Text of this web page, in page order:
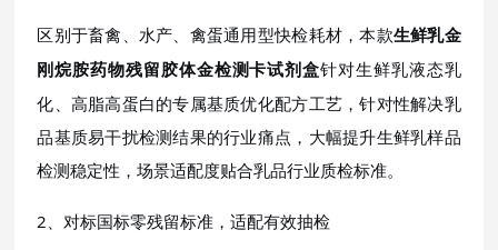
区别于畜禽、水产、禽蛋通用型快检耗材，本款生鲜乳金
刚烷胺药物残留胶体金检测卡试剂盒针对生鲜乳液态乳
化、高脂高蛋白的专属基质优化配方工艺，针对性解决乳
品基质易干扰检测结果的行业痛点，大幅提升生鲜乳样品
检测稳定性，场景适配度贴合乳品行业质检标准。
2、对标国标零残留标准，适配有效抽检